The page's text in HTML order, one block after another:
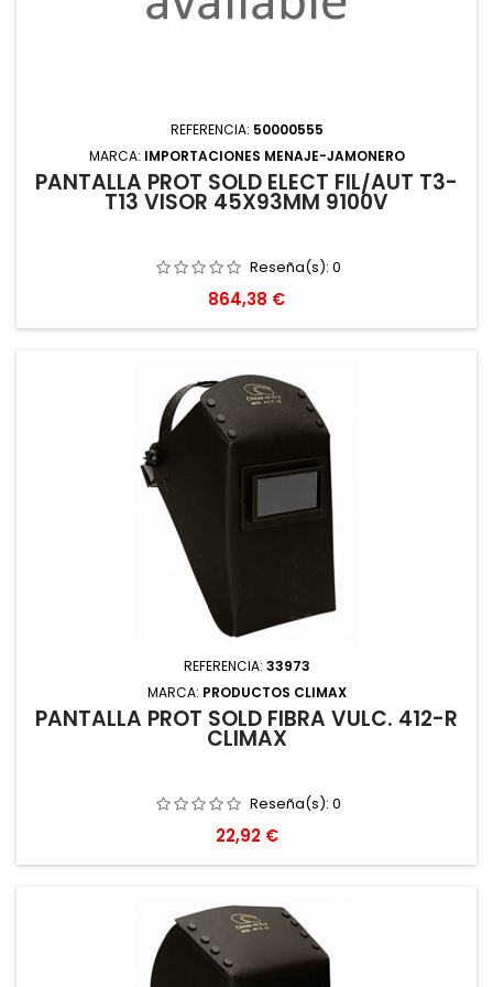
REFERENCIA: 50000555
MARCA: IMPORTACIONES MENAJE-JAMONERO
PANTALLA PROT SOLD ELECT FIL/AUT T3-
T13 VISOR 45X93MM 9100V
Reseña(s): 0
Precio
864,38 €
REFERENCIA: 33973
MARCA: PRODUCTOS CLIMAX
PANTALLA PROT SOLD FIBRA VULC. 412-R
CLIMAX
Reseña(s): 0
Precio
22,92 €